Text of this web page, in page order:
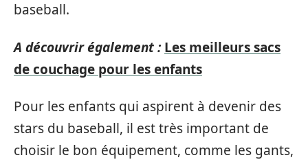
baseball.
A découvrir également : Les meilleurs sacs
de couchage pour les enfants
Pour les enfants qui aspirent à devenir des
stars du baseball, il est très important de
choisir le bon équipement, comme les gants,